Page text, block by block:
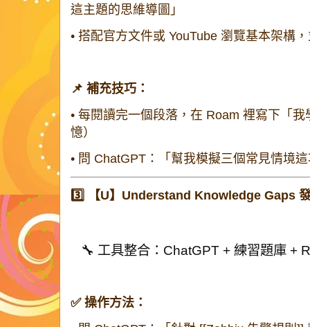
這主題的思維導圖」
• 搭配官方文件或 YouTube 瀏覽基本架構
📌 補充技巧：
• 每閱讀完一個段落，在 Roam 裡寫下「
憶）
• 問 ChatGPT：「幫我模擬三個常見情境
3️⃣ 【U】Understand Knowledge Gaps
🔧 工具整合：ChatGPT + 練習題庫 +
✅ 操作方法：